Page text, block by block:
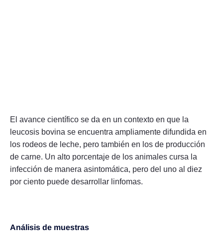
El avance científico se da en un contexto en que la
leucosis bovina se encuentra ampliamente difundida en
los rodeos de leche, pero también en los de producción
de carne. Un alto porcentaje de los animales cursa la
infección de manera asintomática, pero del uno al diez
por ciento puede desarrollar linfomas.
Análisis de muestras